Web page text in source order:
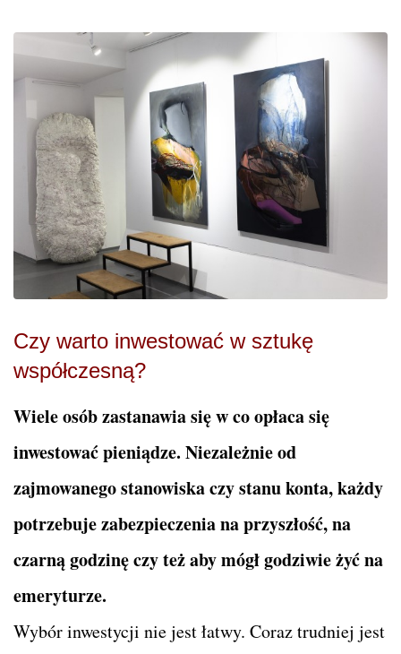
Czy warto inwestować w sztukę
współczesną?
Wiele osób zastanawia się w co opłaca się
inwestować pieniądze. Niezależnie od
zajmowanego stanowiska czy stanu konta, każdy
potrzebuje zabezpieczenia na przyszłość, na
czarną godzinę czy też aby mógł godziwie żyć na
emeryturze.
Wybór inwestycji nie jest łatwy. Coraz trudniej jest